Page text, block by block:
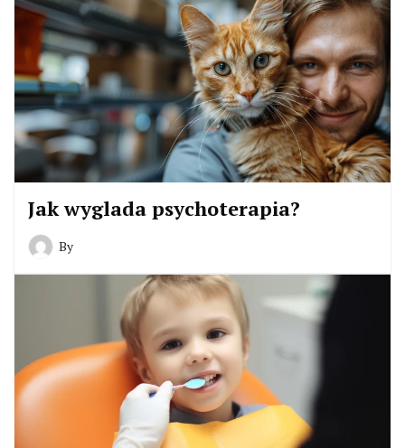
Jak wyglada psychoterapia?
By